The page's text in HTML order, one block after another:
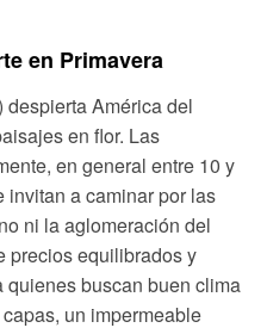
en Primavera
despierta América del
en flor. Las
en general entre 10 y
invitan a caminar por las
ni la aglomeración del
precios equilibrados y
buscan buen clima
un impermeable